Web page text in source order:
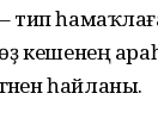
тип
кешенең
һайланы.